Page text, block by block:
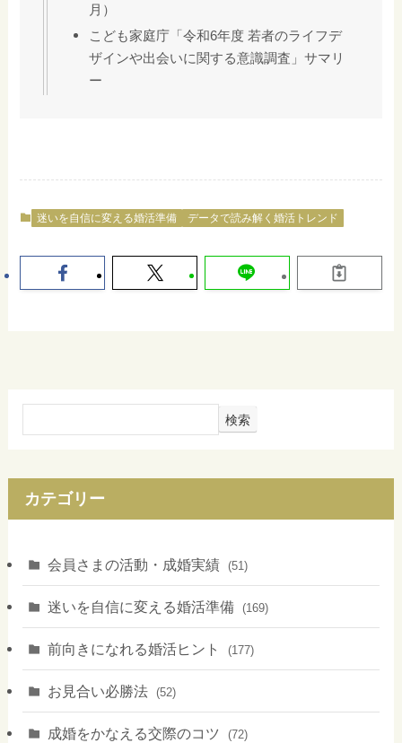
月）
こども家庭庁「令和6年度 若者のライフデ
ザインや出会いに関する意識調査」サマリ
ー
迷いを自信に変える婚活準備 データで読み解く婚活トレンド
検索
カテゴリー
会員さまの活動・成婚実績 (51)
迷いを自信に変える婚活準備 (169)
前向きになれる婚活ヒント (177)
お見合い必勝法 (52)
成婚をかなえる交際のコツ (72)